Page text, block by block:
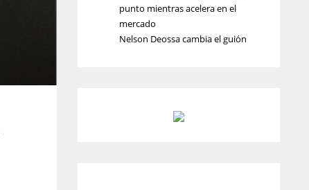
punto mientras acelera en el
mercado
Nelson Deossa cambia el guión